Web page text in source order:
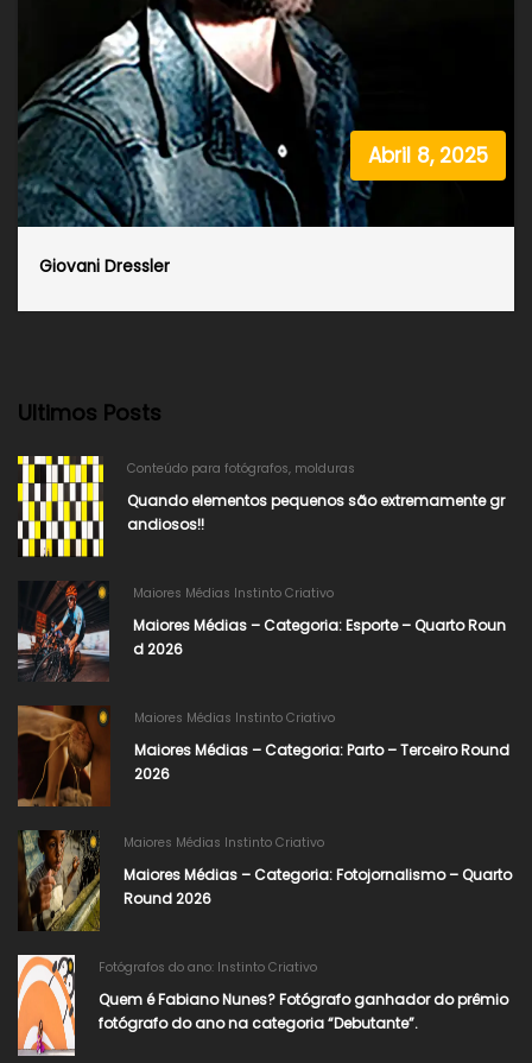
Abril 8, 2025
Giovani Dressler
Ultimos Posts
Conteúdo para fotógrafos, molduras
Quando elementos pequenos são extremamente gr
andiosos!!
Maiores Médias Instinto Criativo
Maiores Médias – Categoria: Esporte – Quarto Roun
d 2026
Maiores Médias Instinto Criativo
Maiores Médias – Categoria: Parto – Terceiro Round
2026
Maiores Médias Instinto Criativo
Maiores Médias – Categoria: Fotojornalismo – Quarto
Round 2026
Fotógrafos do ano: Instinto Criativo
Quem é Fabiano Nunes? Fotógrafo ganhador do prêmio
fotógrafo do ano na categoria “Debutante”.